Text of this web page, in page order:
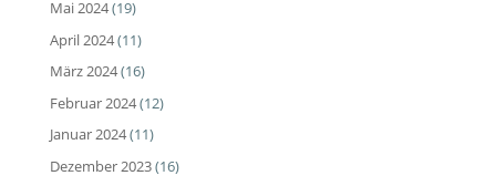
Mai 2024(19)
April 2024(11)
März 2024(16)
Februar 2024(12)
Januar 2024(11)
Dezember 2023(16)